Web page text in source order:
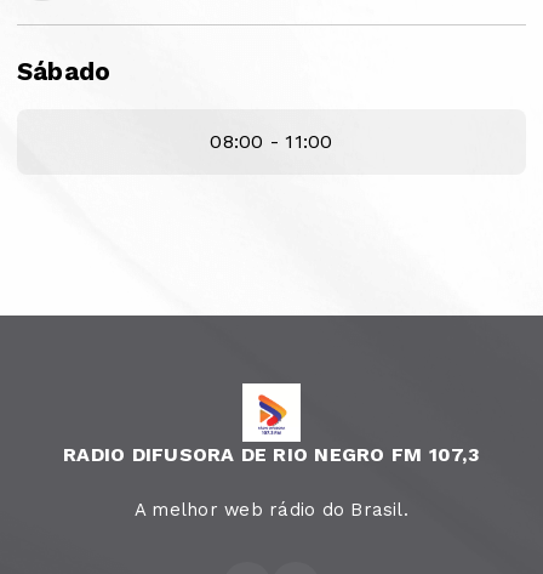
Sábado
08:00 - 11:00
RADIO DIFUSORA DE RIO NEGRO FM 107,3
A melhor web rádio do Brasil.